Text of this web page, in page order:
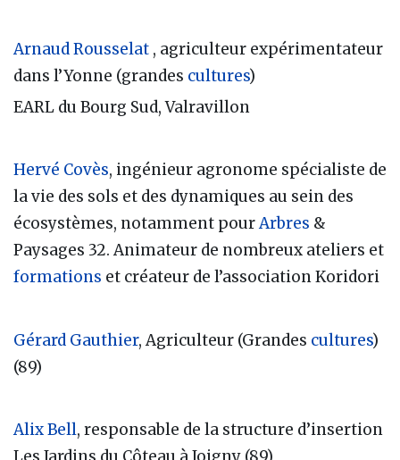
Arnaud Rousselat , agriculteur expérimentateur
dans l’Yonne (grandes cultures)
EARL du Bourg Sud, Valravillon
Hervé Covès, ingénieur agronome spécialiste de
la vie des sols et des dynamiques au sein des
écosystèmes, notamment pourArbres &
Paysages 32. Animateur de nombreux ateliers et
formations et créateur de l’association Koridori
Gérard Gauthier, Agriculteur (Grandes cultures)
(89)
Alix Bell, responsable de la structure d’insertion